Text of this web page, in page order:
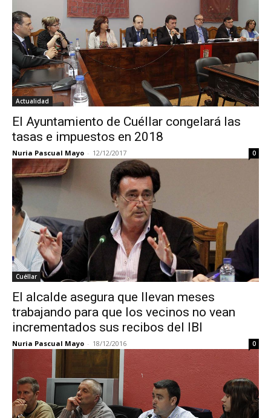
Actualidad
El Ayuntamiento de Cuéllar congelará las
tasas e impuestos en 2018
Nuria Pascual Mayo - 12/12/2017 0
Cuéllar
El alcalde asegura que llevan meses
trabajando para que los vecinos no vean
incrementados sus recibos del IBI
Nuria Pascual Mayo - 18/12/2016 0